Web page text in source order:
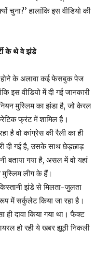
चुना?’ हालांकि इस वीडियो की
के थे वे झंडे
होने के अलावा कई फेसबुक पेज
इस वीडियो में दी गई जानकारी
मुस्लिम का झंडा है, जो केरल
फ्रंट में शामिल है।
है वो कांग्रेस की रैली का ही
दी गई है, उसके साथ छेड़छाड़
बताया गया है, असल में वो यहां
मुस्लिम लीग के हैं।
झंडे से मिलता-जुलता
में सर्कुलेट किया जा रहा है।
ही दावा किया गया था। फैक्ट
हो रही ये खबर झूठी निकली